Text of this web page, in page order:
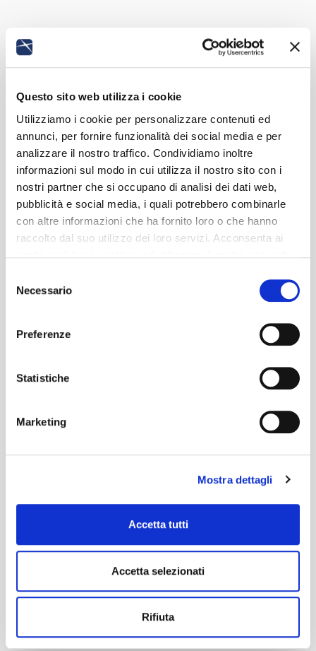
Questo sito web utilizza i cookie
Utilizziamo i cookie per personalizzare contenuti ed
annunci, per fornire funzionalità dei social media e per
analizzare il nostro traffico. Condividiamo inoltre
informazioni sul modo in cui utilizza il nostro sito con i
nostri partner che si occupano di analisi dei dati web,
pubblicità e social media, i quali potrebbero combinarle
con altre informazioni che ha fornito loro o che hanno
raccolto dal suo utilizzo dei loro servizi. Acconsenta ai
delNecessario
Preferenze
Statistiche
Marketing
Mostra dettagli
Accetta tutti
Accetta selezionati
Rifiuta